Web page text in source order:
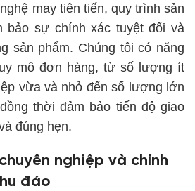
may tiên tiến, quy trình sản
bảo sự chính xác tuyệt đối và
sản phẩm. Chúng tôi có năng
mô đơn hàng, từ số lượng ít
vừa và nhỏ đến số lượng lớn
thời đảm bảo tiến độ giao
đúng hẹn.
nghiệp và chính
đáo